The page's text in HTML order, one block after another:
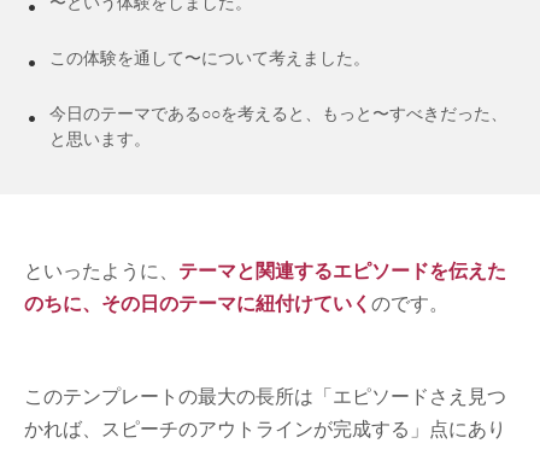
この体験を通して〜について考えました。
今日のテーマである○○を考えると、もっと〜すべきだった、
と思います。
といったように、 テーマと関連するエピソードを伝えた
のちに、その日のテーマに紐付けていく のです。
このテンプレートの最大の長所は「エピソードさえ見つ
かれば、スピーチのアウトラインが完成する」点にあり